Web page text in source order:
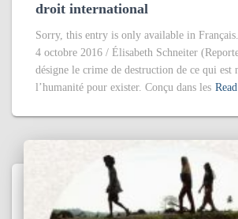
droit international
Sorry, this entry is only available in
4 octobre 2016 / Élisabeth Schneiter
désigne le crime de destruction de ce qui est
l’humanité pour exister. Conçu dans les